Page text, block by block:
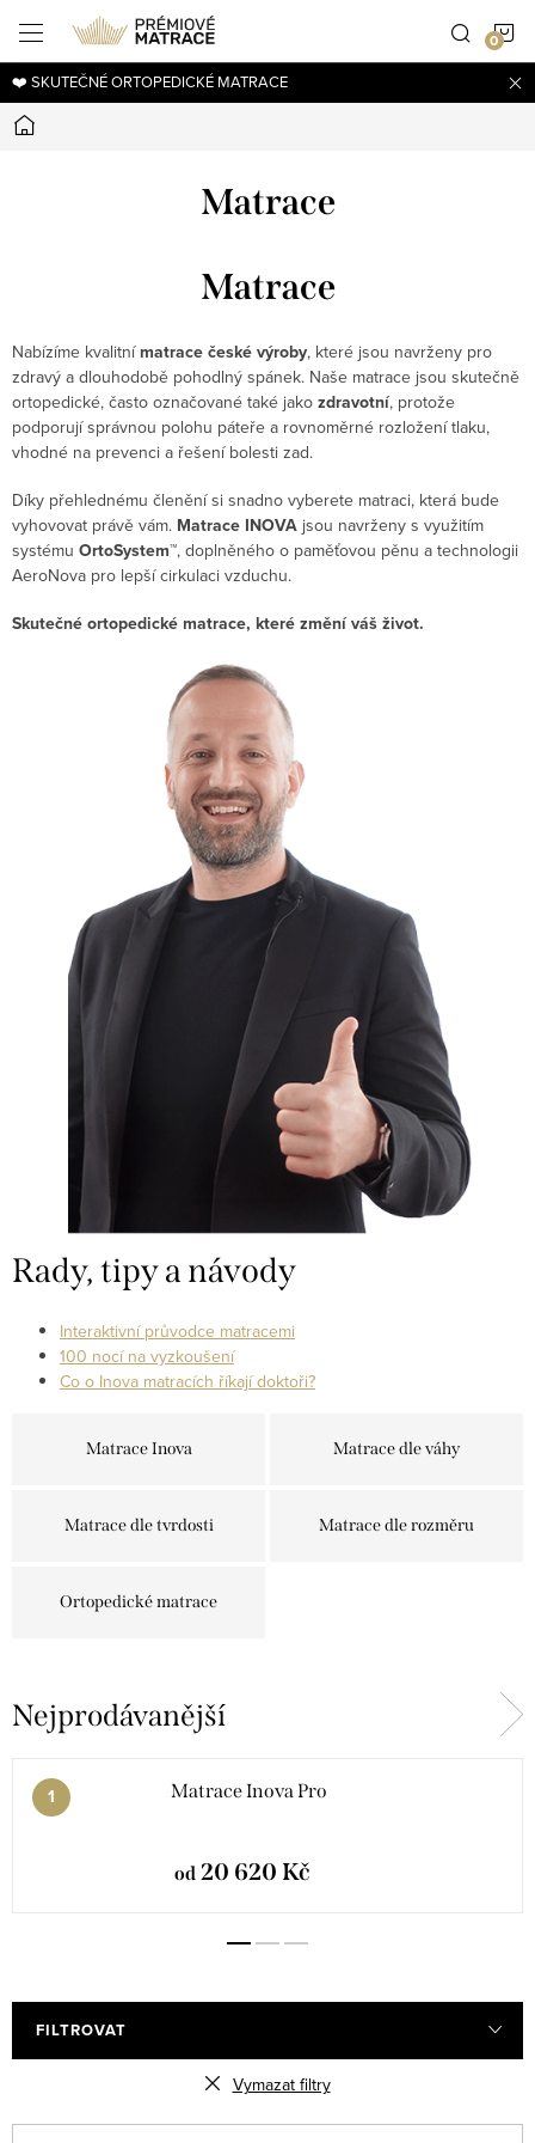
obsah
❤️ SKUTEČNÉ ORTOPEDICKÉ MATRACE
Domů
Matrace
Matrace
Nabízíme kvalitní matrace české výroby, které jsou navrženy pro
zdravý a dlouhodobě pohodlný spánek. Naše matrace jsou skutečně
ortopedické, často označované také jako zdravotní, protože
podporují správnou polohu páteře a rovnoměrné rozložení tlaku,
vhodné na prevenci a řešení bolesti zad.
Díky přehlednému členění si snadno vyberete matraci, která bude
vyhovovat právě vám. Matrace INOVA jsou navrženy s využitím
systému OrtoSystem™, doplněného o paměťovou pěnu a technologii
AeroNova pro lepší cirkulaci vzduchu.
Skutečné ortopedické matrace, které změní váš život.
Rady, tipy a návody
Interaktivní průvodce matracemi
100 nocí na vyzkoušení
Co o Inova matracích říkají doktoři?
Matrace Inova Matrace dle váhy
Matrace dle tvrdosti Matrace dle rozměru
Ortopedické matrace
Nejprodávanější
Matrace Inova Pro
od 20 620 Kč
FILTROVAT
Vymazat filtry